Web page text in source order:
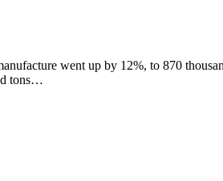
went up by 12%, to 870
tons…